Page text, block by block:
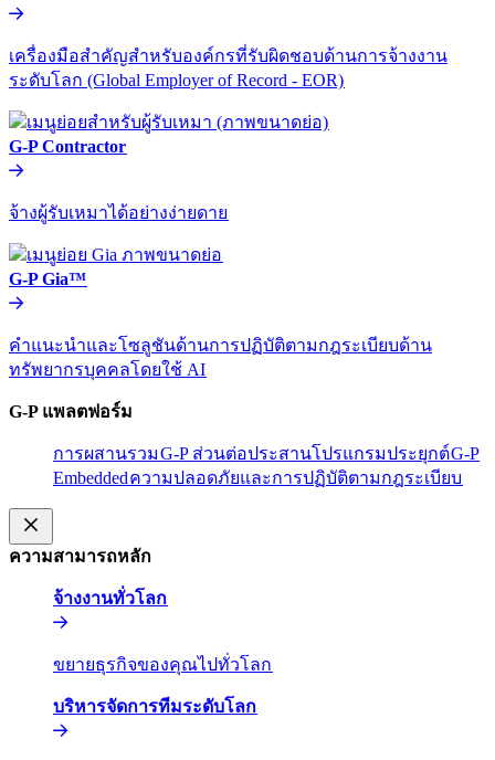
เครื่องมือสำคัญสำหรับองค์กรที่รับผิดชอบด้านการจ้างงาน
ระดับโลก (Global Employer of Record - EOR)​​
G-P Contractor​​
จ้างผู้รับเหมาได้อย่างง่ายดาย​​
G-P Gia™​​
คำแนะนำและโซลูชันด้านการปฏิบัติตามกฎระเบียบด้าน
ทรัพยากรบุคคลโดยใช้ AI​​
G-P แพลตฟอร์ม​​
การผสานรวม​​G-P ส่วนต่อประสานโปรแกรมประยุกต์​​G-P
Embedded​​ความปลอดภัยและการปฏิบัติตามกฎระเบียบ​​
ความสามารถหลัก​​
จ้างงานทั่วโลก​​
ขยายธุรกิจของคุณไปทั่วโลก​​
บริหารจัดการทีมระดับโลก​​